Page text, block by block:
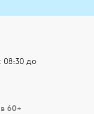
08:30 до
60+